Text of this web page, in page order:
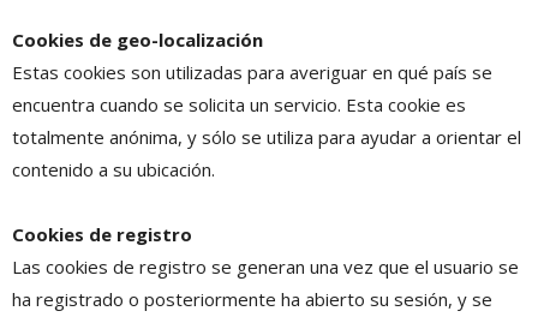
Cookies de geo-localización
Estas cookies son utilizadas para averiguar en qué país se
encuentra cuando se solicita un servicio. Esta cookie es
totalmente anónima, y sólo se utiliza para ayudar a orientar el
contenido a su ubicación.
Cookies de registro
Las cookies de registro se generan una vez que el usuario se
ha registrado o posteriormente ha abierto su sesión, y se